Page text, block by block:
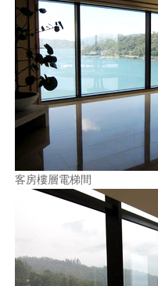
關於Yilan
個人著作
活動實況記錄
媒體報導一覽
合作與代言
訂閱電子報
客房樓層電梯間